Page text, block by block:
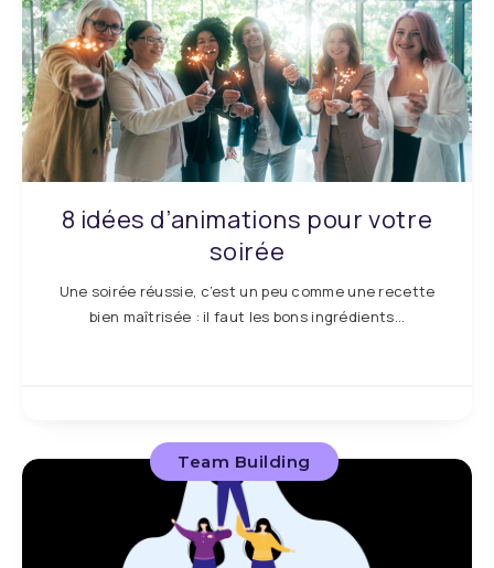
8 idées d’animations pour votre
soirée
Une soirée réussie, c’est un peu comme une recette
bien maîtrisée : il faut les bons ingrédients…
Team Building